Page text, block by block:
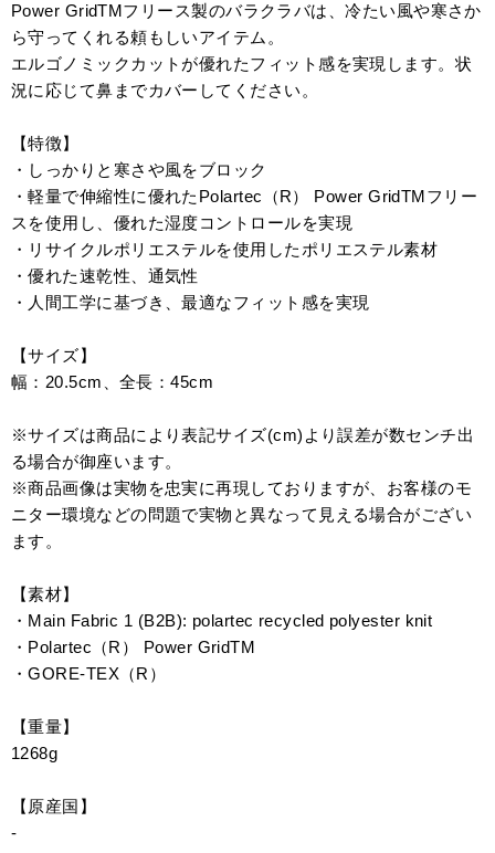
Power GridTMフリース製のバラクラバは、冷たい風や寒さか
ら守ってくれる頼もしいアイテム。
エルゴノミックカットが優れたフィット感を実現します。状
況に応じて鼻までカバーしてください。
【特徴】
・しっかりと寒さや風をブロック
・軽量で伸縮性に優れたPolartec（R） Power GridTMフリー
スを使用し、優れた湿度コントロールを実現
・リサイクルポリエステルを使用したポリエステル素材
・優れた速乾性、通気性
・人間工学に基づき、最適なフィット感を実現
【サイズ】
幅：20.5cm、全長：45cm
※サイズは商品により表記サイズ(cm)より誤差が数センチ出
る場合が御座います。
※商品画像は実物を忠実に再現しておりますが、お客様のモ
ニター環境などの問題で実物と異なって見える場合がござい
ます。
【素材】
・Main Fabric 1 (B2B): polartec recycled polyester knit
・Polartec（R） Power GridTM
・GORE-TEX（R）
【重量】
1268g
【原産国】
-